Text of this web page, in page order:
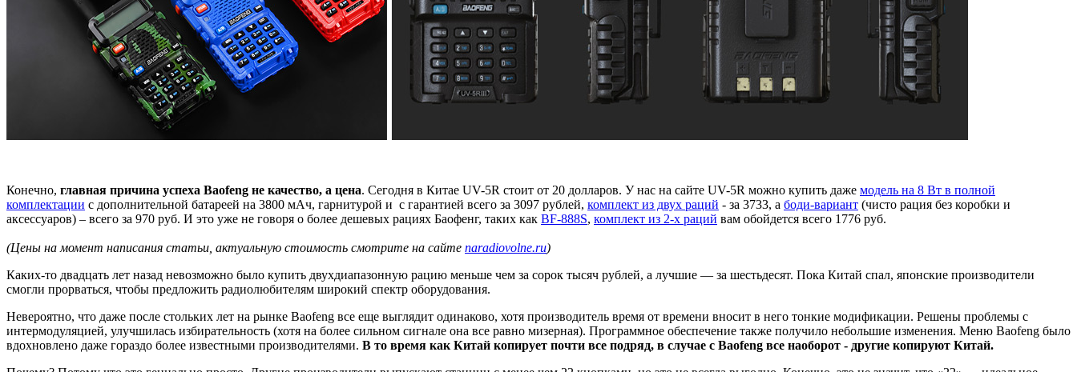
Конечно, главная причина успеха Baofeng не качество, а цена. Сегодня в Китае UV-5R стоит от 20 долларов. У нас на сайте UV-5R можно купить даже модель на 8 Вт в полной
комплектации с дополнительной батареей на 3800 мАч, гарнитурой и с гарантией всего за 3097 рублей, комплект из двух раций - за 3733, а боди-вариант (чисто рация без коробки и
аксессуаров) – всего за 970 руб. И это уже не говоря о более дешевых рациях Баофенг, таких как BF-888S, комплект из 2-х раций вам обойдется всего 1776 руб.
(Цены на момент написания статьи, актуальную стоимость смотрите на сайте naradiovolne.ru)
Каких-то двадцать лет назад невозможно было купить двухдиапазонную рацию меньше чем за сорок тысяч рублей, а лучшие — за шестьдесят. Пока Китай спал, японские производители
смогли прорваться, чтобы предложить радиолюбителям широкий спектр оборудования.
Невероятно, что даже после стольких лет на рынке Baofeng все еще выглядит одинаково, хотя производитель время от времени вносит в него тонкие модификации. Решены проблемы с
интермодуляцией, улучшилась избирательность (хотя на более сильном сигнале она все равно мизерная). Программное обеспечение также получило небольшие изменения. Меню Baofeng было
вдохновлено даже гораздо более известными производителями. В то время как Китай копирует почти все подряд, в случае с Baofeng все наоборот - другие копируют Китай.